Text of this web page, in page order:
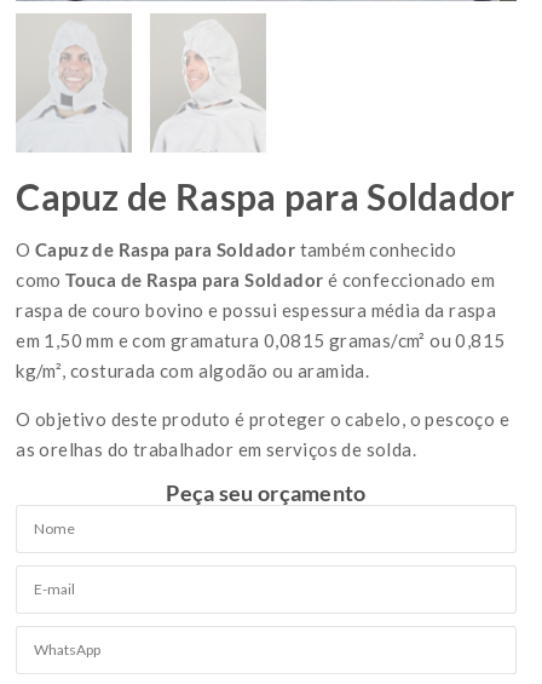
Capuz de Raspa para Soldador
OCapuz de Raspa para Soldador também conhecido
comoTouca de Raspa para Soldador é confeccionado em
raspa de couro bovino e possui espessura média da raspa
em 1,50 mm e com gramatura 0,0815 gramas/cm² ou 0,815
kg/m², costurada com algodão ou aramida.
O objetivo deste produto é proteger o cabelo, o pescoço e
as orelhas do trabalhador em serviços de solda.
Peça seu orçamento